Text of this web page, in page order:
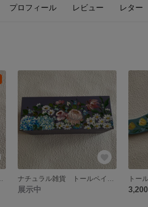
プロフィール レビュー レター
展示中